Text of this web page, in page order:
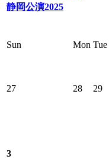
静岡公演2025
Sun
Mon Tue
27 28 29
3